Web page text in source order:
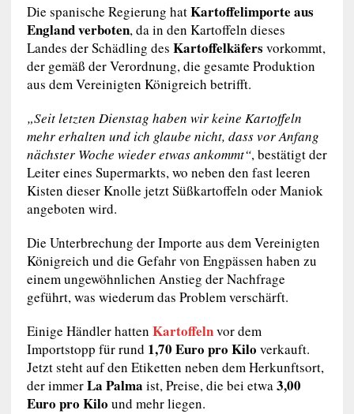
Die spanische Regierung hatKartoffelimporte aus
England verboten, da in den Kartoffeln dieses
Landes der Schädling des Kartoffelkäfers vorkommt,
der gemäß der Verordnung, die gesamte Produktion
aus dem Vereinigten Königreich betrifft.
„Seit letzten Dienstag haben wir keine Kartoffeln
mehr erhalten und ich glaube nicht, dass vor Anfang
nächster Woche wieder etwas ankommt“, bestätigt der
Leiter eines Supermarkts, wo neben den fast leeren
Kisten dieser Knolle jetzt Süßkartoffeln oder Maniok
angeboten wird.
Die Unterbrechung der Importe aus dem Vereinigten
Königreich und die Gefahr von Engpässen haben zu
einem ungewöhnlichen Anstieg der Nachfrage
geführt, was wiederum das Problem verschärft.
Einige Händler hatten Kartoffelnvor dem
Importstopp für rund 1,70 Euro pro Kilo verkauft.
Jetzt steht auf den Etiketten neben dem Herkunftsort,
der immerLa Palma ist, Preise, die bei etwa 3,00
Euro pro Kilo und mehr liegen.